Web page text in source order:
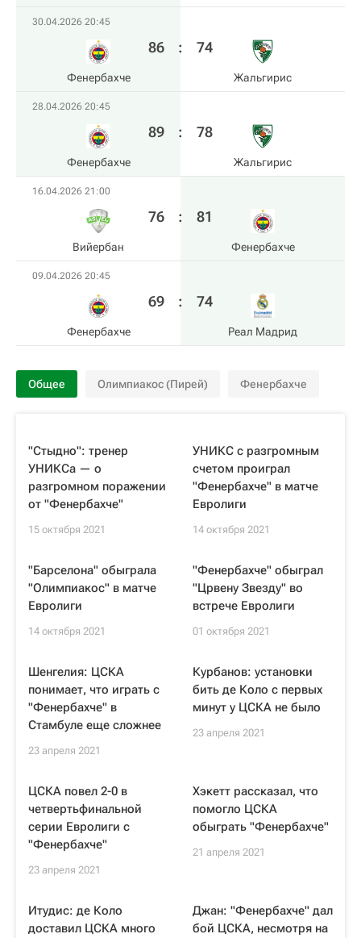
30.04.2026 20:45
Фенербахче
86 : 74
Жальгирис
28.04.2026 20:45
Фенербахче
89 : 78
Жальгирис
16.04.2026 21:00
Вийербан
76 : 81
Фенербахче
09.04.2026 20:45
Фенербахче
69 : 74
Реал Мадрид
Общее Олимпиакос (Пирей) Фенербахче
"Стыдно": тренер
УНИКСа — о
разгромном поражении
от "Фенербахче"
15 октября 2021
УНИКС с разгромным
счетом проиграл
"Фенербахче" в матче
Евролиги
14 октября 2021
"Барселона" обыграла
"Олимпиакос" в матче
Евролиги
14 октября 2021
"Фенербахче" обыграл
"Црвену Звезду" во
встрече Евролиги
01 октября 2021
Шенгелия: ЦСКА
понимает, что играть с
"Фенербахче" в
Стамбуле еще сложнее
23 апреля 2021
Курбанов: установки
бить де Коло с первых
минут у ЦСКА не было
23 апреля 2021
ЦСКА повел 2-0 в
четвертьфинальной
серии Евролиги с
"Фенербахче"
23 апреля 2021
Хэкетт рассказал, что
помогло ЦСКА
обыграть "Фенербахче"
21 апреля 2021
Итудис: де Коло
доставил ЦСКА много
Джан: "Фенербахче" дал
бой ЦСКА, несмотря на